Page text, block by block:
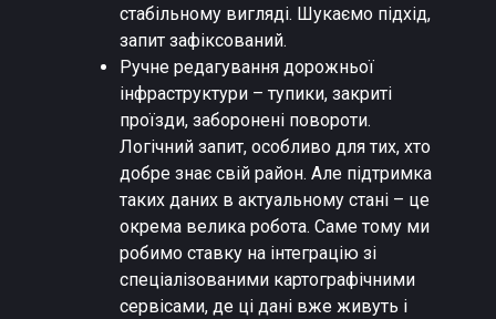
стабільному вигляді. Шукаємо підхід,
запит зафіксований.
Ручне редагування дорожньої
інфраструктури – тупики, закриті
проїзди, заборонені повороти.
Логічний запит, особливо для тих, хто
добре знає свій район. Але підтримка
таких даних в актуальному стані – це
окрема велика робота. Саме тому ми
робимо ставку на інтеграцію зі
спеціалізованими картографічними
сервісами, де ці дані вже живуть і